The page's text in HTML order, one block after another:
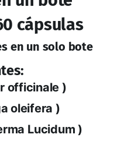
en un solo bote
officinale )
oleifera )
Lucidum )
longa )